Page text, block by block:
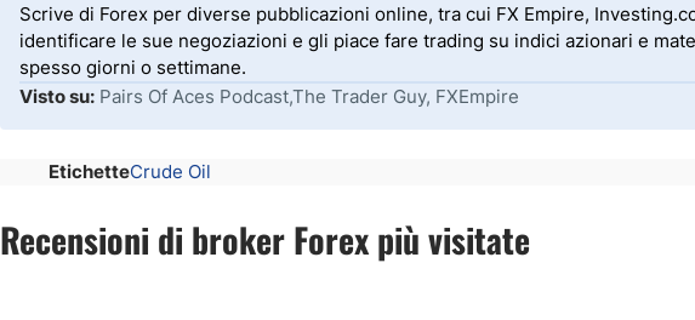
Scrive di Forex per diverse pubblicazioni online, tra cui FX Empire,
identificare le sue negoziazioni e gli piace fare trading su indici azionari e
spesso giorni o settimane.
Visto su: Pairs Of Aces Podcast,The Trader Guy, FXEmpire
EtichetteCrude Oil
Recensioni di broker Forex più visitate